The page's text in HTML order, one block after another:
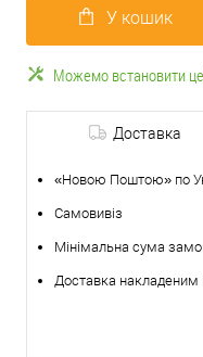
У кошик
Можемо встановити
Доставка
«Новою Поштою» по
Самовивіз
Мінімальна сума
Доставка накладеним